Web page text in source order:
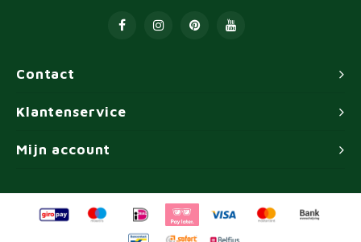
Contact
Klantenservice
Mijn account